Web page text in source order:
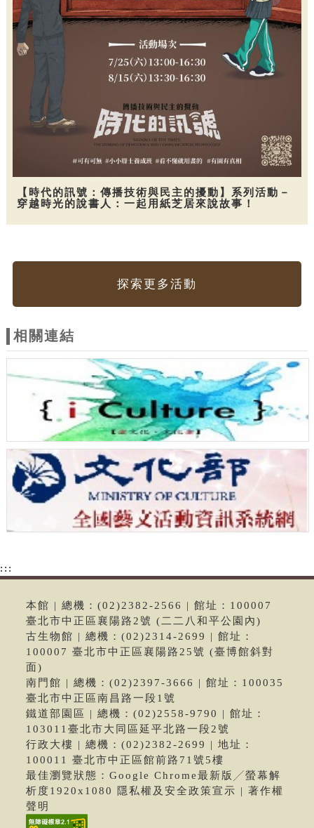
【時代的訊號：傳播技術與民主的擾動】系列活動－
穿越時光的說書人：一起用紙芝居來說故事！
探索更多活動
相關連結
:::
本館 | 總機：(02)2382-2566 | 館址：100007
臺北市中正區襄陽路2號 (二二八和平公園內)
古生物館 | 總機：(02)2314-2699 | 館址：
100007 臺北市中正區襄陽路25號 (臺博館斜對
面)
南門館 | 總機：(02)2397-3666 | 館址：100035
臺北市中正區南昌路一段1號
鐵道部園區 | 總機：(02)2558-9790 | 館址：
103011臺北市大同區延平北路一段2號
行政大樓 | 總機：(02)2382-2699 | 地址：
100011 臺北市中正區館前路71號5樓
最佳瀏覽狀態：Google Chrome最新版╱螢幕解
析度1920x1080 隱私權及安全政策宣示 | 著作權
聲明